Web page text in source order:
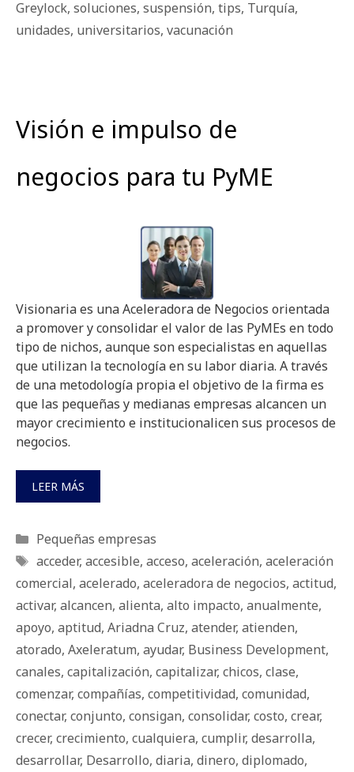
Greylock, soluciones, suspensión, tips, Turquía,
unidades, universitarios, vacunación
Visión e impulso de
negocios para tu PyME
Visionaria es una Aceleradora de Negocios orientada
a promover y consolidar el valor de las PyMEs en todo
tipo de nichos, aunque son especialistas en aquellas
que utilizan la tecnología en su labor diaria. A través
de una metodología propia el objetivo de la firma es
que las pequeñas y medianas empresas alcancen un
mayor crecimiento e institucionalicen sus procesos de
negocios.
LEER MÁS
Categorías
Pequeñas empresas
Etiquetas
acceder, accesible, acceso, aceleración, aceleración
comercial, acelerado, aceleradora de negocios, actitud,
activar, alcancen, alienta, alto impacto, anualmente,
apoyo, aptitud, Ariadna Cruz, atender, atienden,
atorado, Axeleratum, ayudar, Business Development,
canales, capitalización, capitalizar, chicos, clase,
comenzar, compañías, competitividad, comunidad,
conectar, conjunto, consigan, consolidar, costo, crear,
crecer, crecimiento, cualquiera, cumplir, desarrolla,
desarrollar, Desarrollo, diaria, dinero, diplomado,